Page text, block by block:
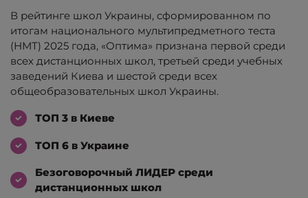
В рейтинге школ Украины, сформированном по
итогам национального мультипредметного теста
(НМТ) 2025 года, «Оптима» признана первой среди
всех дистанционных школ, третьей среди учебных
заведений Киева и шестой среди всех
общеобразовательных школ Украины.
ТОП 3 в Киеве
ТОП 6 в Украине
Безоговорочный ЛИДЕР среди
дистанционных школ